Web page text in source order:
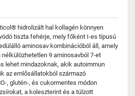
hidrolizált hal kollagén könnyen
tiszta fehérje, mely főként I-es típusú
aminosav kombinációból áll, amely
9 aminosavból 7-et
lehet mindazoknak, akik autoimmun
az emlősállatokból származó
, glutén-, és cukormentes módon
a koleszterint és a túlzott